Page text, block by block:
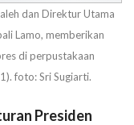
dan Direktur Utama
Lamo, memberikan
di perpustakaan
foto: Sri Sugiarti.
Presiden